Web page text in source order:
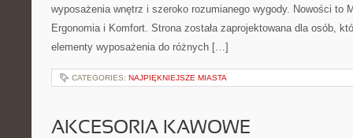
wyposażenia wnętrz i szeroko rozumianego wygody. Nowości to
Ergonomia i Komfort. Strona została zaprojektowana dla osób,
elementy wyposażenia do różnych […]
CATEGORIES: NAJPIĘKNIEJSZE MIASTA
AKCESORIA KAWOWE